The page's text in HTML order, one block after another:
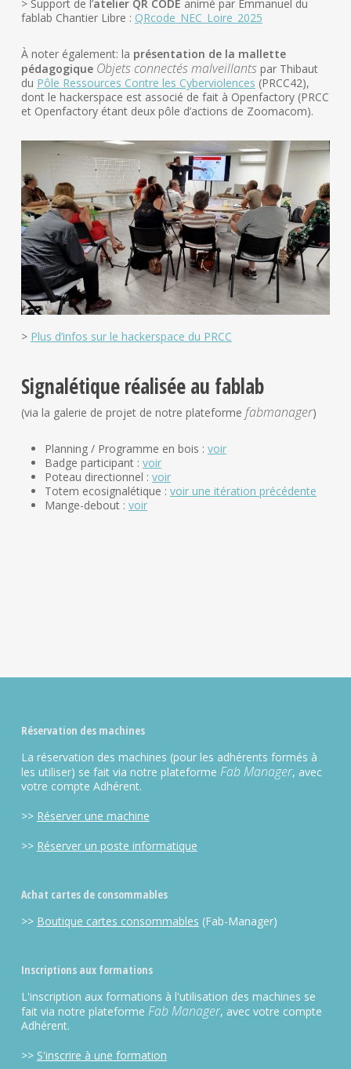
> Support de l’atelier QR CODE animé par Emmanuel du
fablab Chantier Libre : QRcode_NEC_Loire_2025
À noter également: la présentation de la mallette
pédagogique Objets connectés malveillantspar Thibaut
du Pôle Ressources Contre les Cyberviolences (PRCC42),
dont le hackerspace est associé de fait à Openfactory (PRCC
et Openfactory étant deux pôle d’actions de Zoomacom).
> Plus d’infos sur le hackerspace du PRCC
Signalétique réalisée au fablab
(via la galerie de projet de notre plateforme fabmanager)
Planning / Programme en bois : voir
Badge participant : voir
Poteau directionnel : voir
Totem ecosignalétique : voir une itération précédente
Mange-debout : voir
Réservation des machines
La réservation des machines (pour les adhérents formés à
les utiliser) se fait via notre plateforme Fab Manager, avec
votre compte Adhérent.
>> Réserver une machine
>> Réserver un poste informatique
Achat cartes de consommables
>> Boutique cartes consommables (Fab-Manager)
Inscriptions aux formations
L'inscription aux formations à l'utilisation des machines se
fait via notre plateforme Fab Manager, avec votre compte
Adhérent.
>> S'inscrire à une formation